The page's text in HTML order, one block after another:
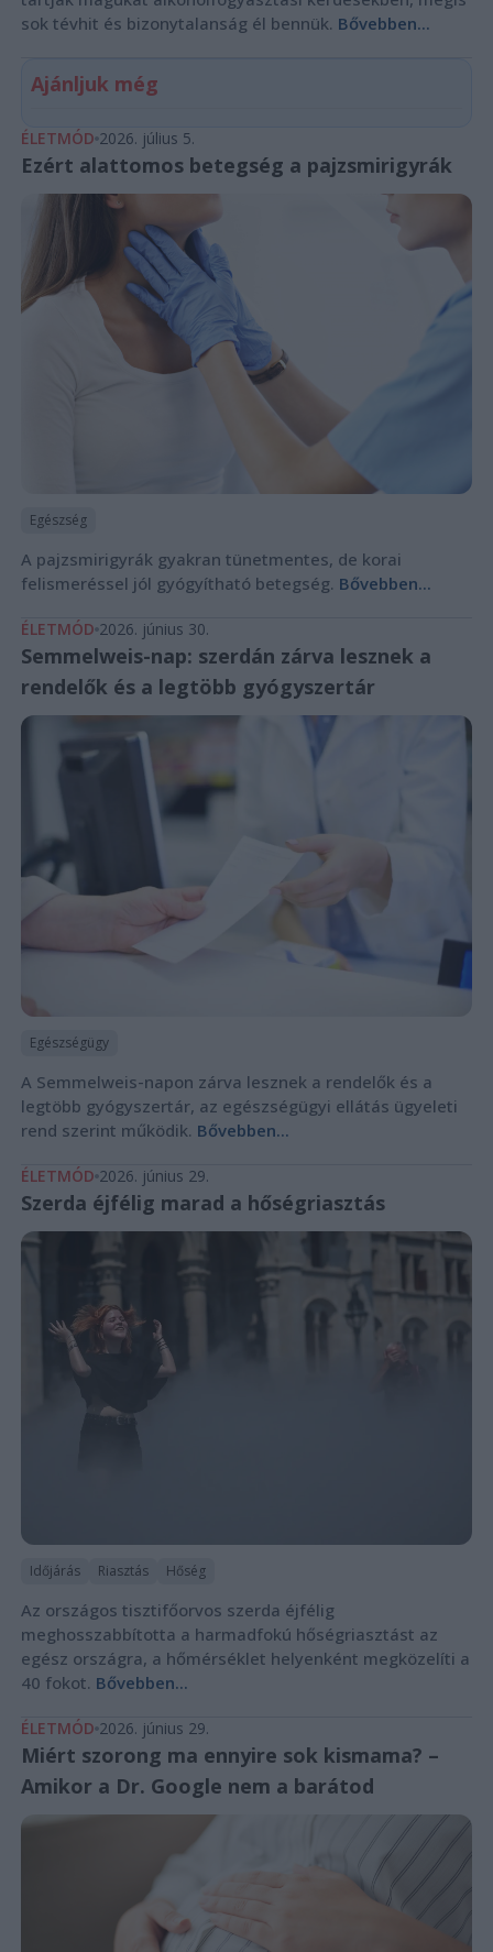
sok tévhit és bizonytalanság él bennük. Bővebben...
Ajánljuk még
ÉLETMÓD 2026. július 5.
Ezért alattomos betegség a pajzsmirigyrák
Egészség
A pajzsmirigyrák gyakran tünetmentes, de korai
felismeréssel jól gyógyítható betegség. Bővebben...
ÉLETMÓD 2026. június 30.
Semmelweis-nap: szerdán zárva lesznek a
rendelők és a legtöbb gyógyszertár
Egészségügy
A Semmelweis-napon zárva lesznek a rendelők és a
legtöbb gyógyszertár, az egészségügyi ellátás ügyeleti
rend szerint működik. Bővebben...
ÉLETMÓD 2026. június 29.
Szerda éjfélig marad a hőségriasztás
Időjárás Riasztás Hőség
Az országos tisztifőorvos szerda éjfélig
meghosszabbította a harmadfokú hőségriasztást az
egész országra, a hőmérséklet helyenként megközelíti a
40 fokot. Bővebben...
ÉLETMÓD 2026. június 29.
Miért szorong ma ennyire sok kismama? –
Amikor a Dr. Google nem a barátod